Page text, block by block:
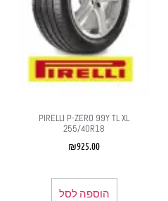
PIRELLI P-ZERO 99Y TL XL
255/40R18
₪925.00
הוספה לסל